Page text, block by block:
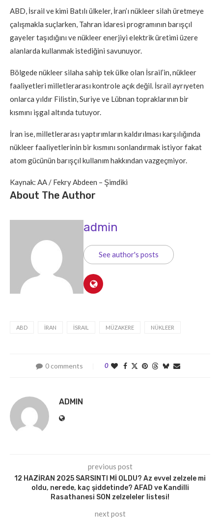
ABD, İsrail ve kimi Batılı ülkeler, İran’ı nükleer silah üretmeye
çalışmakla suçlarken, Tahran idaresi programının barışçıl
gayeler taşıdığını ve nükleer enerjiyi elektrik üretimi üzere
alanlarda kullanmak istediğini savunuyor.
Bölgede nükleer silaha sahip tek ülke olan İsrail’in, nükleer
faaliyetleri milletlerarası kontrole açık değil. İsrail ayrıyeten
onlarca yıldır Filistin, Suriye ve Lübnan topraklarının bir
kısmını işgal altında tutuyor.
İran ise, milletlerarası yaptırımların kaldırılması karşılığında
nükleer faaliyetlerinin bir kısmını sonlandırmak istiyor fakat
atom gücünün barışçıl kullanım hakkından vazgeçmiyor.
Kaynak: AA / Fekry Abdeen – Şimdiki
About The Author
admin
See author's posts
ABD İRAN İSRAIL MÜZAKERE NÜKLEER
0 comments 0
ADMIN
previous post
12 HAZİRAN 2025 SARSINTI Mİ OLDU? Az evvel zelzele mi
oldu, nerede, kaç şiddetinde? AFAD ve Kandilli
Rasathanesi SON zelzeleler listesi!
next post